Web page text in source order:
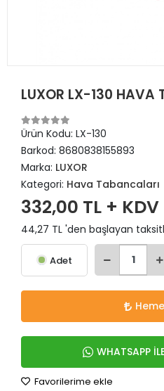
LUXOR LX-130 HAVA
Ürün Kodu: LX-130
Barkod: 8680838155893
Marka: LUXOR
Kategori: Hava Tabancaları
332,00 TL + KDV
44,27 TL 'den başlayan
Adet
WHATSAPP
Favorilerime ekle